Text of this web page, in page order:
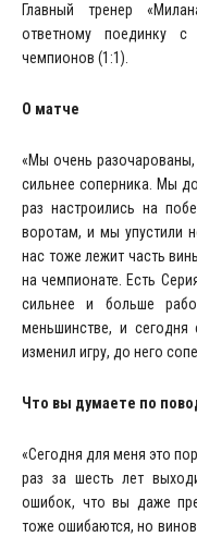
Главный тренер
ответному поединку
чемпионов (1:1).
О матче
«Мы очень
сильнее соперника. Мы
раз настроились на
воротам, и мы упустили
нас тоже лежит часть
на чемпионате. Есть
сильнее и больше
меньшинстве, и сегодня
изменил игру, до него
Что вы думаете по
«Сегодня для меня это
раз за шесть лет
ошибок, что вы даже
тоже ошибаются, но